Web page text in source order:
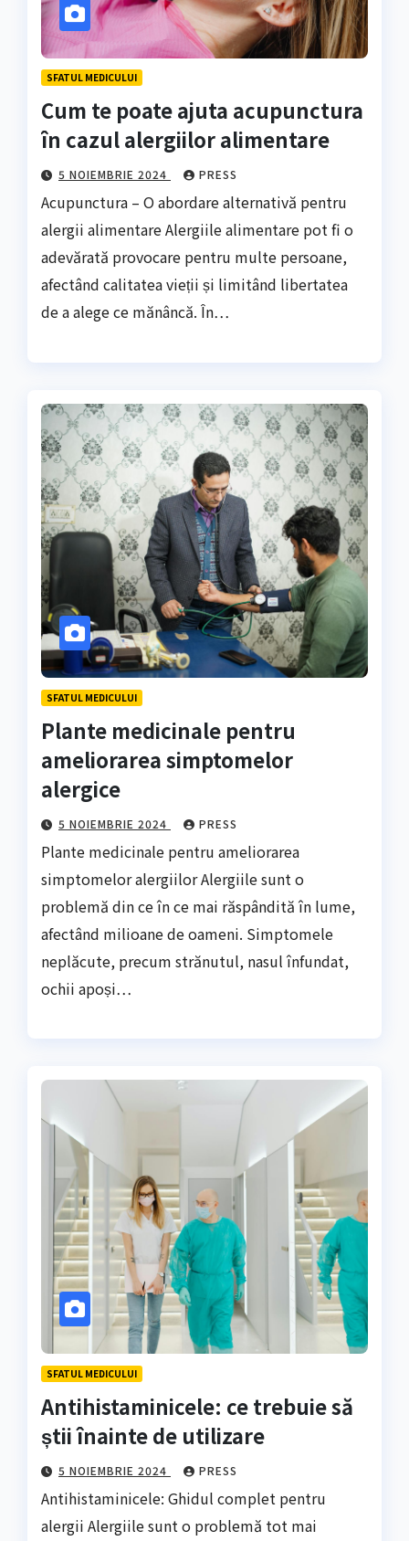
SFATUL MEDICULUI
Cum te poate ajuta acupunctura
în cazul alergiilor alimentare
5 NOIEMBRIE 2024 PRESS
Acupunctura – O abordare alternativă pentru
alergii alimentare Alergiile alimentare pot fi o
adevărată provocare pentru multe persoane,
afectând calitatea vieții și limitând libertatea
de a alege ce mănâncă. În…
SFATUL MEDICULUI
Plante medicinale pentru
ameliorarea simptomelor
alergice
5 NOIEMBRIE 2024 PRESS
Plante medicinale pentru ameliorarea
simptomelor alergiilor Alergiile sunt o
problemă din ce în ce mai răspândită în lume,
afectând milioane de oameni. Simptomele
neplăcute, precum strănutul, nasul înfundat,
ochii apoși…
SFATUL MEDICULUI
Antihistaminicele: ce trebuie să
știi înainte de utilizare
5 NOIEMBRIE 2024 PRESS
Antihistaminicele: Ghidul complet pentru
alergii Alergiile sunt o problemă tot mai